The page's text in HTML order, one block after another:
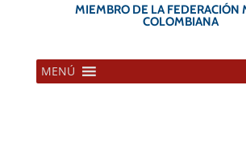
MIEMBRO DE LA FEDERACIÓN
COLOMBIANA
MENÚ